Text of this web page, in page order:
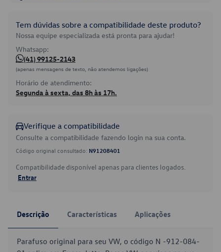
Tem dúvidas sobre a compatibilidade deste produto?
Nossa equipe especializada está pronta para ajudar!
Whatsapp:
(41) 99125-2143
(apenas mensagens de texto, não atendemos ligações)
Horário de atendimento:
Segunda à sexta, das 8h às 17h.
Verifique a compatibilidade
Consulte a compatibilidade fazendo login na sua conta.
Código original consultado: N91208401
Compatibilidade disponível apenas para clientes logados.
Entrar
Descrição Características Aplicações
Parafuso original para seu VW, o código N -912-084-